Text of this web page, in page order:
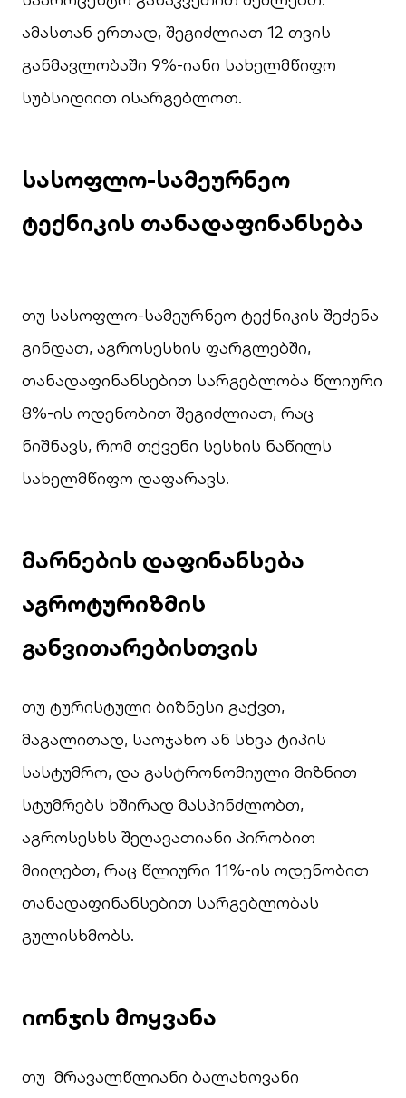
ამასთან ერთად, შეგიძლიათ 12 თვის
განმავლობაში 9%-იანი სახელმწიფო
სუბსიდიით ისარგებლოთ.
სასოფლო-სამეურნეო
ტექნიკის თანადაფინანსება
თუ სასოფლო-სამეურნეო ტექნიკის შეძენა
გინდათ, აგროსესხის ფარგლებში,
თანადაფინანსებით სარგებლობა წლიური
8%-ის ოდენობით შეგიძლიათ, რაც
ნიშნავს, რომ თქვენი სესხის ნაწილს
სახელმწიფო დაფარავს.
მარნების დაფინანსება
აგროტურიზმის
განვითარებისთვის
თუ ტურისტული ბიზნესი გაქვთ,
მაგალითად, საოჯახო ან სხვა ტიპის
სასტუმრო, და გასტრონომიული მიზნით
სტუმრებს ხშირად მასპინძლობთ,
აგროსესხს შეღავათიანი პირობით
მიიღებთ, რაც წლიური 11%-ის ოდენობით
თანადაფინანსებით სარგებლობას
გულისხმობს.
იონჯის მოყვანა
თუ მრავალწლიანი ბალახოვანი